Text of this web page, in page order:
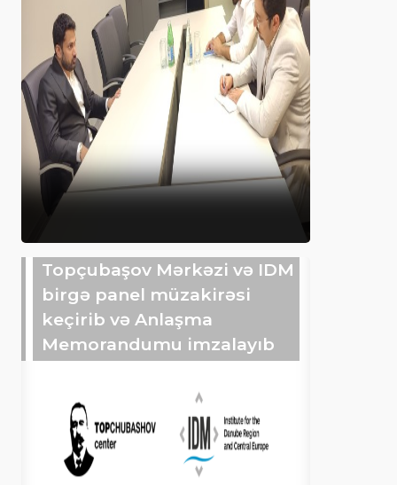
Topçubaşov Mərkəzi və IDM
birgə panel müzakirəsi
keçirib və Anlaşma
Memorandumu imzalayıb